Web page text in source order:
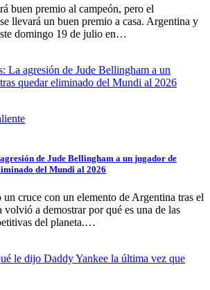
buen premio al campeón, pero el
llevará un buen premio a casa. Argentina y
domingo 19 de julio en…
de Jude Bellingham a un jugador de
del Mundi al 2026
cruce con un elemento de Argentina tras el
a demostrar por qué es una de las
del planeta.…